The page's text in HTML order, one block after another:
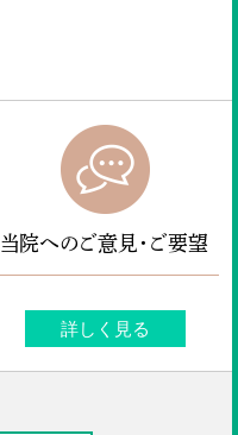
当院へのご意見・ご要望
詳しく見る